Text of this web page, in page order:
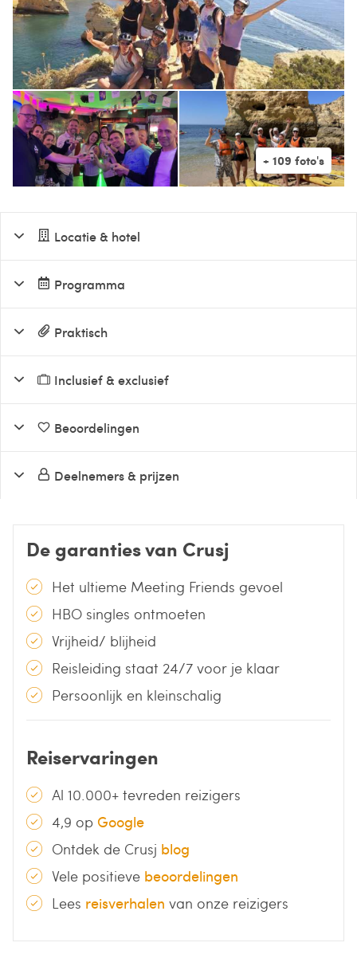
Locatie & hotel
Programma
Praktisch
Inclusief & exclusief
Beoordelingen
Deelnemers & prijzen
De garanties van Crusj
Het ultieme Meeting Friends gevoel
HBO singles ontmoeten
Vrijheid/ blijheid
Reisleiding staat 24/7 voor je klaar
Persoonlijk en kleinschalig
Reiservaringen
Al 10.000+ tevreden reizigers
4,9 op Google
Ontdek de Crusj blog
Vele positieve beoordelingen
Lees reisverhalen van onze reizigers